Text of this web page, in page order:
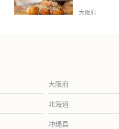
大阪府
大阪府
北海道
冲绳县